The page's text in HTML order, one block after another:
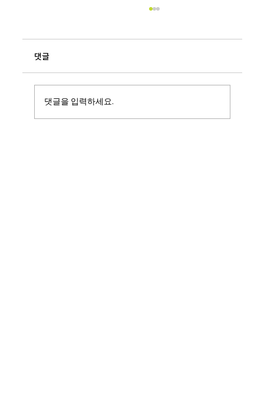
댓글
댓글을 입력하세요.